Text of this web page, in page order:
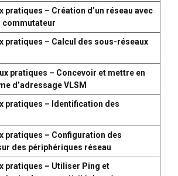
pratiques – Création d’un réseau avec
commutateur
pratiques – Calcul des sous-réseaux
pratiques – Concevoir et mettre en
d’adressage VLSM
pratiques – Identification des
pratiques – Configuration des
des périphériques réseau
pratiques – Utiliser Ping et